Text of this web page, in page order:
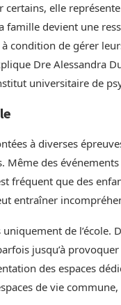
elle
famille devient une
condition de gérer
Dre Alessandra
universitaire de
à diverses
Même des
fréquent que des
entraîner
de
jusqu’à
des espaces
de vie